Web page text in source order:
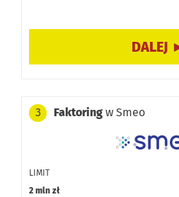
bez konieczności przesyłania
sprawozdań finansowych.
bez ukrytych opłat
kontrahenta, co ułatwia
3 Faktoring w Smeo
LIMIT
2 mln zł